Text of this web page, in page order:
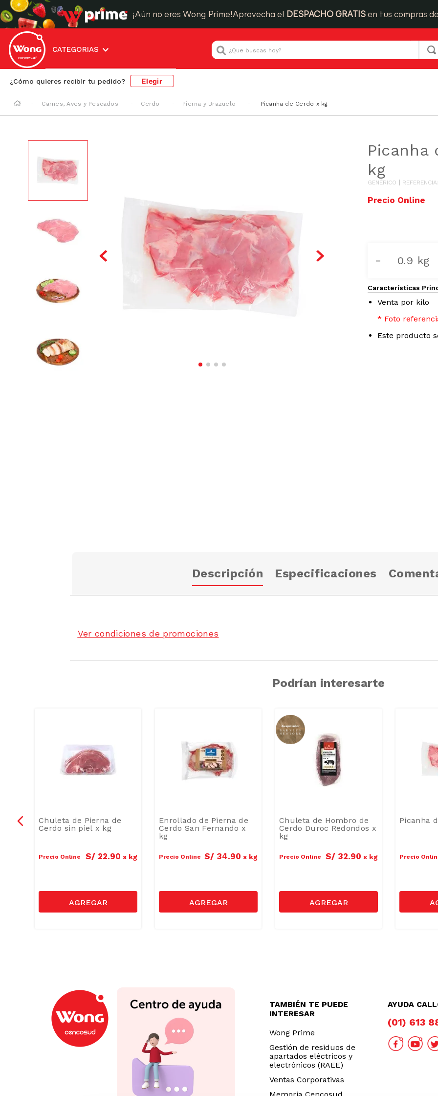
¡Aún no eres Wong Prime!Aprovecha el DESPACHO GRATIS en tus compras
CATEGORIAS
¿Que buscas hoy?
¿Cómo quieres recibir tu pedido? Elegir
Carnes, Aves y Pescados Cerdo Pierna y Brazuelo Picanha de Cerdo x kg
Picanha
kg
GENÉRICO REFERENCIA
－
Características
Venta por kilo
* Foto
Este producto
Descripción Especificaciones
Ver condiciones de promociones
Podrían interesarte
Chuleta de Pierna de
Cerdo sin piel x kg
Precio Online S/ 22.90 x kg
Enrollado de Pierna de
Cerdo San Fernando x
kg
Precio Online S/ 34.90 x kg
Chuleta de Hombro de
Cerdo Duroc Redondos x
kg
Precio Online S/ 32.90 x kg
Picanha
Precio
TAMBIÉN TE PUEDE
INTERESAR
Wong Prime
Gestión de residuos de
apartados eléctricos y
electrónicos (RAEE)
Ventas Corporativas
AYUDA
(01) 613